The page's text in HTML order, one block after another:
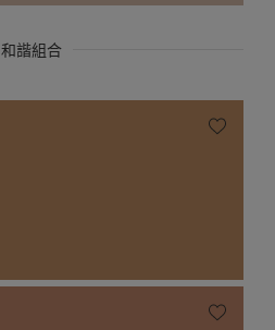
和諧組合